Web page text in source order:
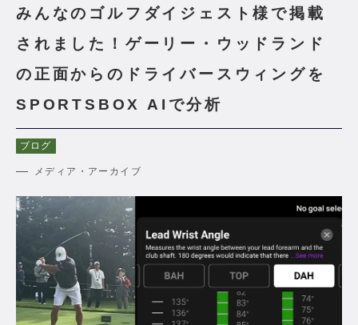
INFORMATION
お知らせ一覧
コンテンツ一覧
みんなのゴルフダイジェスト様で掲載
されました！ゲーリー・ウッドランド
の正面からのドライバースウィングを
SPORTSBOX AIで分析
ブログ
メディア・アーカイブ